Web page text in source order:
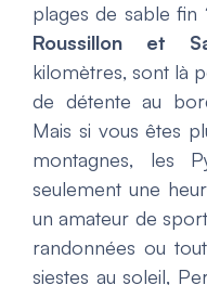
plages de sable fin
Roussillon et
kilomètres, sont là
de détente au
Mais si vous êtes
montagnes, les
seulement une
un amateur de
randonnées ou
siestes au soleil,